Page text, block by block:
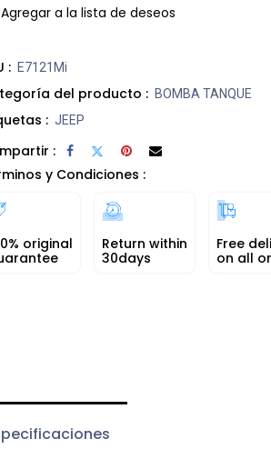
Agregar a la lista de deseos
: E7121Mi
del producto : BOMBA TANQUE
: JEEP
:
y Condiciones :
original
Return within
30days
Free
on all